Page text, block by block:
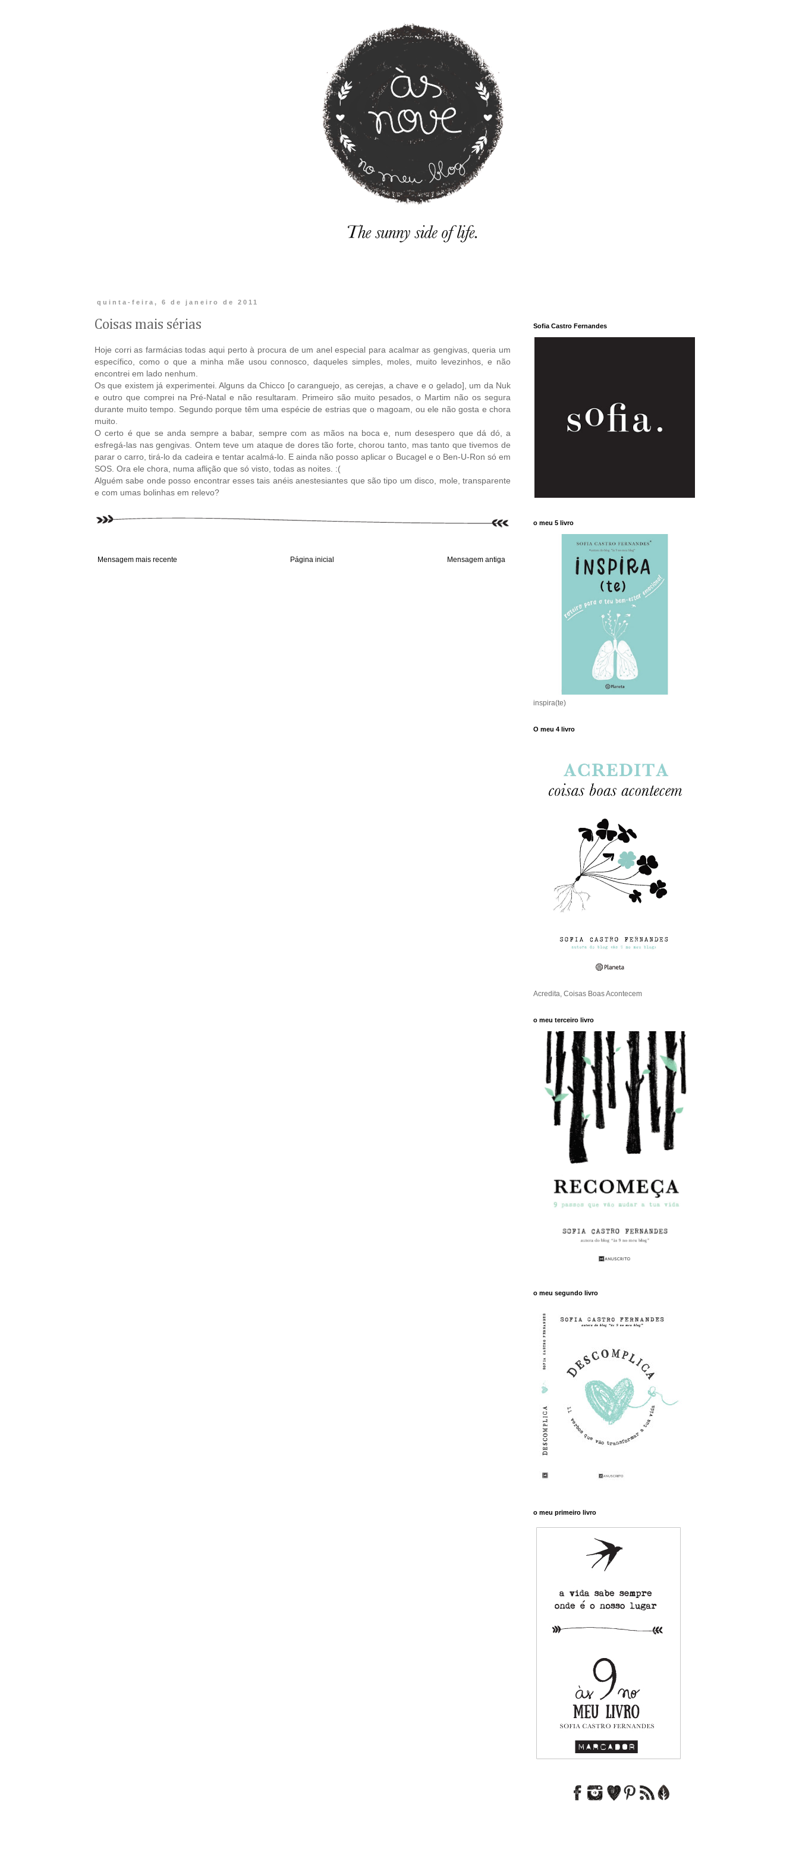
quinta-feira, 6 de janeiro de 2011
Coisas mais sérias
Hoje corri as farmácias todas aqui perto à procura de um anel especial para acalmar as gengivas, queria um
específico, como o que a minha mãe usou connosco, daqueles simples, moles, muito levezinhos, e não
encontrei em lado nenhum.
Os que existem já experimentei. Alguns da Chicco [o caranguejo, as cerejas, a chave e o gelado], um da Nuk
e outro que comprei na Pré-Natal e não resultaram. Primeiro são muito pesados, o Martim não os segura
durante muito tempo. Segundo porque têm uma espécie de estrias que o magoam, ou ele não gosta e chora
muito.
O certo é que se anda sempre a babar, sempre com as mãos na boca e, num desespero que dá dó, a
esfregá-las nas gengivas. Ontem teve um ataque de dores tão forte, chorou tanto, mas tanto que tivemos de
parar o carro, tirá-lo da cadeira e tentar acalmá-lo. E ainda não posso aplicar o Bucagel e o Ben-U-Ron só em
SOS. Ora ele chora, numa aflição que só visto, todas as noites. :(
Alguém sabe onde posso encontrar esses tais anéis anestesiantes que são tipo um disco, mole, transparente
e com umas bolinhas em relevo?
Mensagem mais recente Mensagem antiga
Página inicial
Sofia Castro Fernandes
o meu 5 livro
inspira(te)
O meu 4 livro
Acredita, Coisas Boas Acontecem
o meu terceiro livro
o meu segundo livro
o meu primeiro livro